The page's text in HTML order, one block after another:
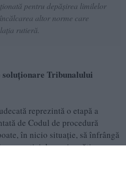
pentru depăşirea limilelor
altor norme care
rutieră.
Tribunalului
reprezintă o etapă a
de Codul de procedură
în nicio situație, să înfrângă
de nevinovăție.